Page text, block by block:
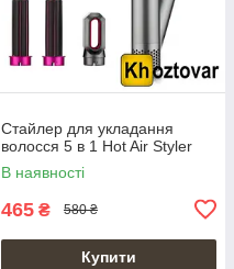
Стайлер для укладання
волосся 5 в 1 Hot Air Styler
В наявності
465 ₴ 580 ₴
Купити